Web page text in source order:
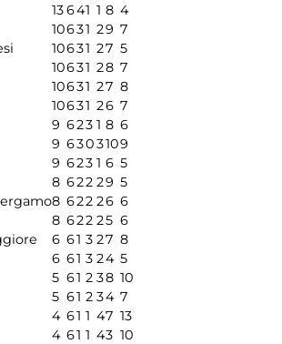
13641 1 8 4
10631 29 7
10631 27 5
10631 28 7
10631 27 8
10631 26 7
9 623 1 8 6
9 6303109
9 623 1 6 5
8 622 29 5
8 622 26 6
8 622 25 6
6 61 3 27 8
6 61 3 24 5
5 61 2 38 10
5 61 2 34 7
4 61 1 47 13
4 61 1 43 10